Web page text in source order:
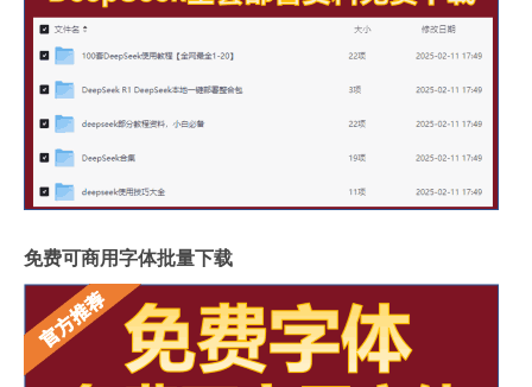
免费可商用字体批量下载